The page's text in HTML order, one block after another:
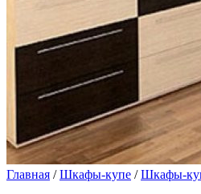
Главная /Шкафы-купе /Шкафы-